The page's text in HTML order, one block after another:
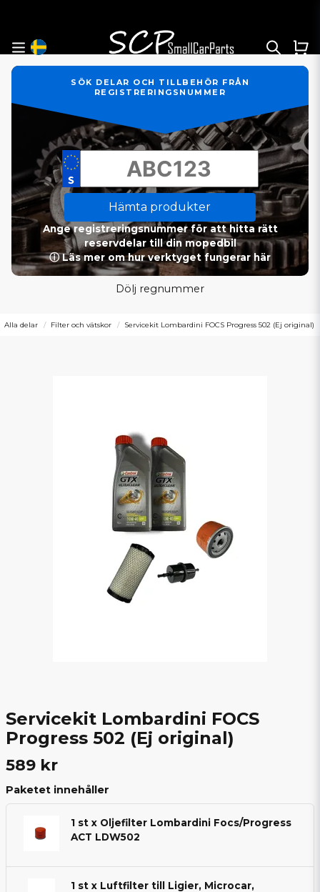
SÖK DELAR OCH TILLBEHÖR FRÅN
REGISTRERINGSNUMMER
Hämta produkter
Ange registreringsnummer för att hitta rätt
reservdelar till din mopedbil
ⓘ Läs mer om hur verktyget fungerar här
Dölj regnummer
Alla delar Filter och vätskor Servicekit Lombardini FOCS Progress 502 (Ej original)
Servicekit Lombardini FOCS
Progress 502 (Ej original)
589 kr
Paketet innehåller
1 st x Oljefilter Lombardini Focs/Progress
ACT LDW502
1 st x Luftfilter till Ligier, Microcar,